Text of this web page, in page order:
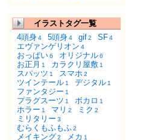
イラストタグ一覧
4頭身4 5頭身4 gif2 SF4
エヴァンゲリオン 4
おっぱい6 オリジナル6
お正月 1 カラクリ屋敷 1
スパッツ 1 スマホ 2
ツインテール 1 デジタル 1
ファンタジー 1
プラグスーツ 1 ボカロ 1
ホラー 1 マリ 2 ミク 2
ミリタリー 3
むらくもふもふ2
メイキング2 メカ 1